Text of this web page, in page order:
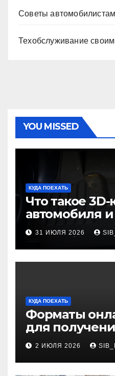
Советы автомобилистам
Техобслуживание
YOU MISSED
КУДА ПОЕХАТЬ
Что такое
автомобиля и
основное
31 ИЮЛЯ 2026
КУДА ПОЕХАТЬ
Форматы
для
профессий
2 ИЮЛЯ 2026